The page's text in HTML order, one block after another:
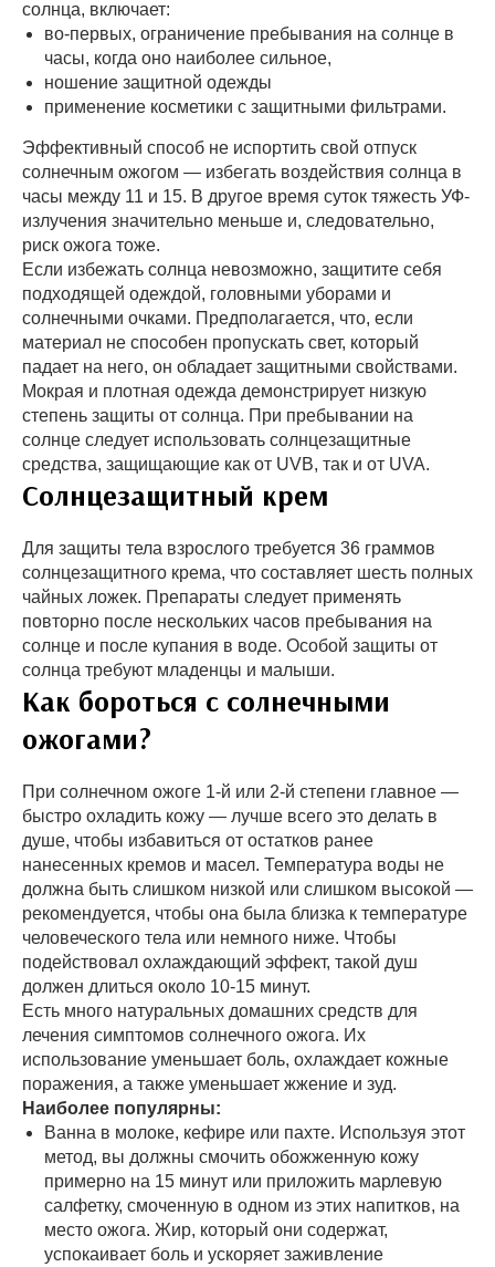
солнца, включает:
во-первых, ограничение пребывания на солнце в
часы, когда оно наиболее сильное,
ношение защитной одежды
применение косметики с защитными фильтрами.
Эффективный способ не испортить свой отпуск
солнечным ожогом — избегать воздействия солнца в
часы между 11 и 15. В другое время суток тяжесть УФ-
излучения значительно меньше и, следовательно,
риск ожога тоже.
Если избежать солнца невозможно, защитите себя
подходящей одеждой, головными уборами и
солнечными очками. Предполагается, что, если
материал не способен пропускать свет, который
падает на него, он обладает защитными свойствами.
Мокрая и плотная одежда демонстрирует низкую
степень защиты от солнца. При пребывании на
солнце следует использовать солнцезащитные
средства, защищающие как от UVB, так и от UVA.
Солнцезащитный крем
Для защиты тела взрослого требуется 36 граммов
солнцезащитного крема, что составляет шесть полных
чайных ложек. Препараты следует применять
повторно после нескольких часов пребывания на
солнце и после купания в воде. Особой защиты от
солнца требуют младенцы и малыши.
Как бороться с солнечными
ожогами?
При солнечном ожоге 1-й или 2-й степени главное —
быстро охладить кожу — лучше всего это делать в
душе, чтобы избавиться от остатков ранее
нанесенных кремов и масел. Температура воды не
должна быть слишком низкой или слишком высокой —
рекомендуется, чтобы она была близка к температуре
человеческого тела или немного ниже. Чтобы
подействовал охлаждающий эффект, такой душ
должен длиться около 10-15 минут.
Есть много натуральных домашних средств для
лечения симптомов солнечного ожога. Их
использование уменьшает боль, охлаждает кожные
поражения, а также уменьшает жжение и зуд.
Наиболее популярны:
Ванна в молоке, кефире или пахте. Используя этот
метод, вы должны смочить обожженную кожу
примерно на 15 минут или приложить марлевую
салфетку, смоченную в одном из этих напитков, на
место ожога. Жир, который они содержат,
успокаивает боль и ускоряет заживление